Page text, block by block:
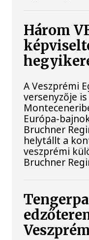
Három
A Veszprémi
versenyzője
Európa-
Bruchner
helytállt a
veszprémi
Bruchner